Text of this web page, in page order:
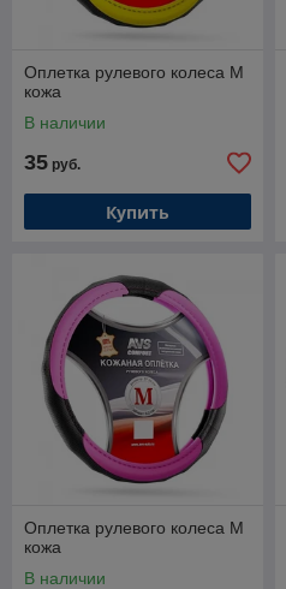
Оплетка рулевого колеса M
кожа
В наличии
35 руб.
Купить
Оплетка рулевого колеса M
кожа
В наличии